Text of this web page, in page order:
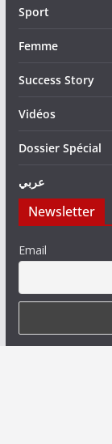
Sport
Femme
Success Story
Vidéos
Dossier Spécial
عربي
Newsletter
Email